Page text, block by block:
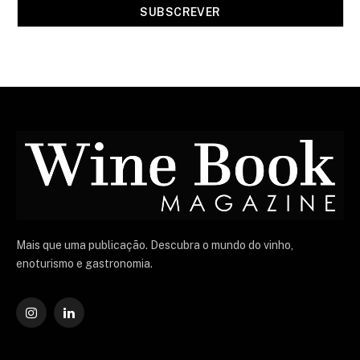
Mais que uma publicação. Descubra o mundo do vinho,
enoturismo e gastronomia.
Instagram
O